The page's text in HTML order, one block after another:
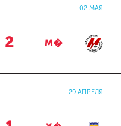
02 МАЯ
2 М�
29 АПРЕЛЯ